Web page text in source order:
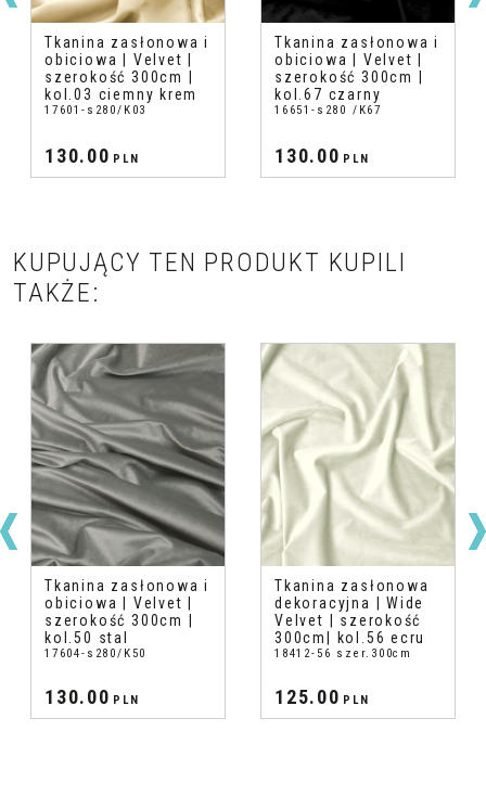
Tkanina zasłonowa i
obiciowa | Velvet |
szerokość 300cm |
kol.03 ciemny krem
17601-s280/K03
130.00 PLN
Tkanina zasłonowa i
obiciowa | Velvet |
szerokość 300cm |
kol.67 czarny
16651-s280 /K67
130.00 PLN
KUPUJĄCY TEN PRODUKT KUPILI
TAKŻE:
Tkanina zasłonowa i
obiciowa | Velvet |
szerokość 300cm |
kol.50 stal
17604-s280/K50
130.00 PLN
Tkanina zasłonowa
dekoracyjna | Wide
Velvet | szerokość
300cm| kol.56 ecru
18412-56 szer.300cm
125.00 PLN